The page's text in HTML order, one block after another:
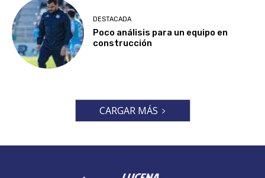
DESTACADA
Poco análisis para un equipo en
construcción
CARGAR MÁS